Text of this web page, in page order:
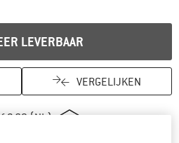
LEVERBAAR
VERGELIJKEN
€ 69 (NL) Vind hier de